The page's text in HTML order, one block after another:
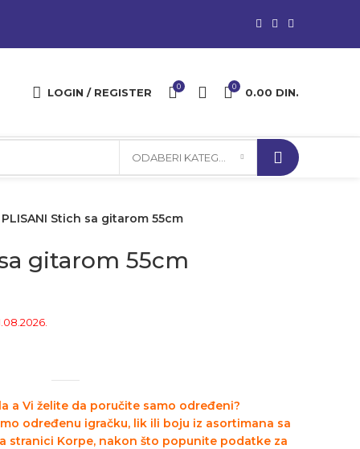
LOGIN / REGISTER 0 0 0.00 DIN.
PLISANI Stich sa gitarom 55cm
gitarom 55cm
4,500.00 din..
a Vi želite da poručite samo određeni?
određenu igračku, lik ili boju iz asortimana sa
stranici Korpe, nakon što popunite podatke za